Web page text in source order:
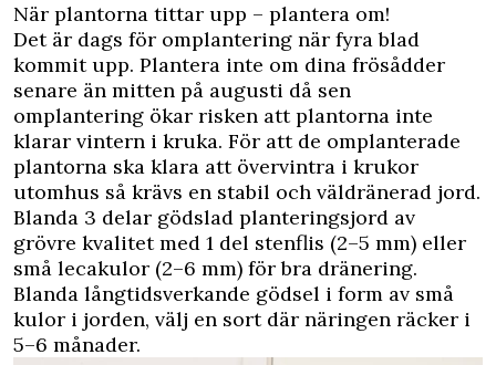
När plantorna tittar upp – plantera om!
Det är dags för omplantering när fyra blad
kommit upp. Plantera inte om dina frösådder
senare än mitten på augusti då sen
omplantering ökar risken att plantorna inte
klarar vintern i kruka. För att de omplanterade
plantorna ska klara att övervintra i krukor
utomhus så krävs en stabil och väldränerad jord.
Blanda 3 delar gödslad planteringsjord av
grövre kvalitet med 1 del stenflis (2–5 mm) eller
små lecakulor (2–6 mm) för bra dränering.
Blanda långtidsverkande gödsel i form av små
kulor i jorden, välj en sort där näringen räcker i
5–6 månader.